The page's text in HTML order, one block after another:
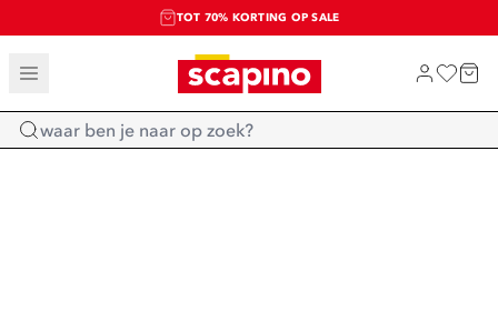
TOT 70% KORTING OP SALE
SALE: LAATSTE KANS!
SHOP NIEUW
Home